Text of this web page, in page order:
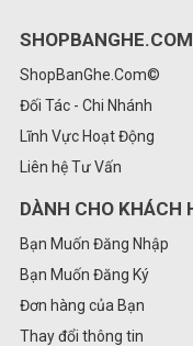
ShopBanGhe.Com©
Đối Tác - Chi Nhánh
Lĩnh Vực Hoạt Động
Liên hệ Tư Vấn
DÀNH CHO KHÁCH
Bạn Muốn Đăng Nhập
Bạn Muốn Đăng Ký
Đơn hàng của Bạn
Thay đổi thông tin